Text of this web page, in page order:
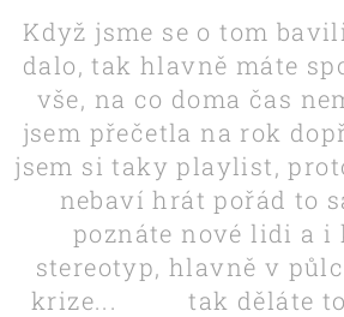
Když jsme se o tom
dalo, tak hlavně máte
vše, na co doma čas
jsem přečetla na rok
jsem si taky playlist,
nebaví hrát pořád to
poznáte nové lidi a i
stereotyp, hlavně v
krize... 😁🙈tak děláte